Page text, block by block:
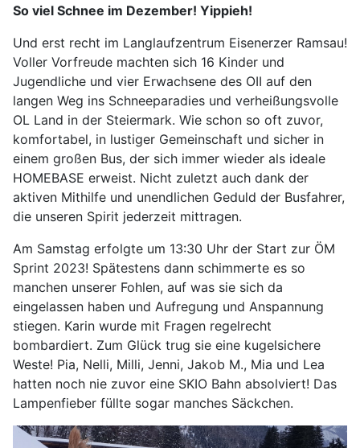
So viel Schnee im Dezember! Yippieh!
Und erst recht im Langlaufzentrum Eisenerzer Ramsau!
Voller Vorfreude machten sich 16 Kinder und
Jugendliche und vier Erwachsene des OII auf den
langen Weg ins Schneeparadies und verheißungsvolle
OL Land in der Steiermark. Wie schon so oft zuvor,
komfortabel, in lustiger Gemeinschaft und sicher in
einem großen Bus, der sich immer wieder als ideale
HOMEBASE erweist. Nicht zuletzt auch dank der
aktiven Mithilfe und unendlichen Geduld der Busfahrer,
die unseren Spirit jederzeit mittragen.
Am Samstag erfolgte um 13:30 Uhr der Start zur ÖM
Sprint 2023! Spätestens dann schimmerte es so
manchen unserer Fohlen, auf was sie sich da
eingelassen haben und Aufregung und Anspannung
stiegen. Karin wurde mit Fragen regelrecht
bombardiert. Zum Glück trug sie eine kugelsichere
Weste! Pia, Nelli, Milli, Jenni, Jakob M., Mia und Lea
hatten noch nie zuvor eine SKIO Bahn absolviert! Das
Lampenfieber füllte sogar manches Säckchen.